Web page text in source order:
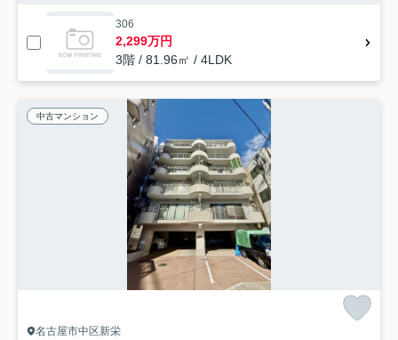
306
2,299万円
3階 / 81.96㎡ / 4LDK
中古マンション
名古屋市中区新栄